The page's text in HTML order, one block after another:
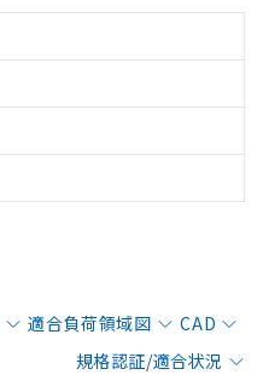
適合負荷領域図
CAD
規格認証/適合状況